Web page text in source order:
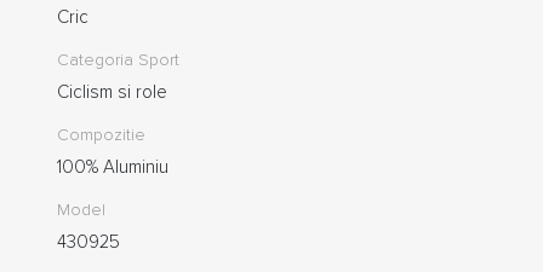
Cric
Categoria Sport
Ciclism si role
Compozitie
100% Aluminiu
Model
430925